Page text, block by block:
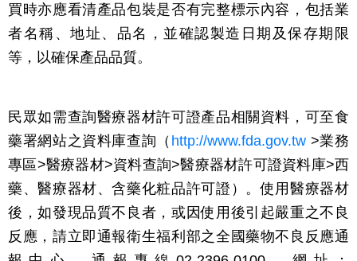
買時亦應看清產品包裝是否有完整標示內容，包括業
者名稱、地址、品名，並確認製造日期及保存期限
等，以確保產品品質。
民眾如需查詢醫療器材許可證產品相關資料，可至食
藥署網站之資料庫查詢（ http://www.fda.gov.tw >業務
專區>醫療器材>資料查詢>醫療器材許可證資料庫>西
藥、醫療器材、含藥化粧品許可證）。使用醫療器材
後，如發現品質不良者，或因使用後引起嚴重之不良
反應，請立即通報衛生福利部之全國藥物不良反應通